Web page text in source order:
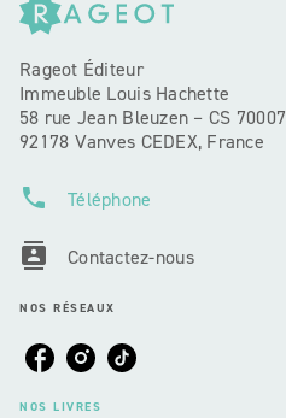
Rageot Éditeur
Immeuble Louis Hachette
58 rue Jean Bleuzen – CS 70007
92178 Vanves CEDEX, France
phone Téléphone
contacts Contactez-nous
NOS RÉSEAUX
NOS LIVRES